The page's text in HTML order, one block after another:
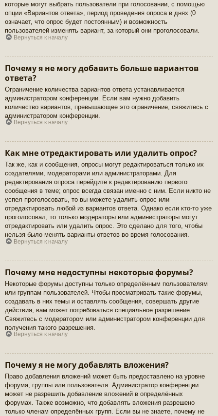
которые могут выбрать пользователи при голосовании, с помощью
опции «Вариантов ответа», период проведения опроса в днях (0
означает, что опрос будет постоянным) и возможность
пользователей изменять вариант, за который они проголосовали.
Вернуться к началу
Почему я не могу добавить больше вариантов
ответа?
Ограничение количества вариантов ответа устанавливается
администратором конференции. Если вам нужно добавить
количество вариантов, превышающее это ограничение, свяжитесь с
администратором конференции.
Вернуться к началу
Как мне отредактировать или удалить опрос?
Так же, как и сообщения, опросы могут редактироваться только их
создателями, модераторами или администраторами. Для
редактирования опроса перейдите к редактированию первого
сообщения в теме; опрос всегда связан именно с ним. Если никто не
успел проголосовать, то вы можете удалить опрос или
отредактировать любой из вариантов ответа. Однако если кто-то уже
проголосовал, то только модераторы или администраторы могут
отредактировать или удалить опрос. Это сделано для того, чтобы
нельзя было менять варианты ответов во время голосования.
Вернуться к началу
Почему мне недоступны некоторые форумы?
Некоторые форумы доступны только определённым пользователям
или группам пользователей. Чтобы просматривать такие форумы,
создавать в них темы и оставлять сообщения, совершать другие
действия, вам может потребоваться специальное разрешение.
Свяжитесь с модератором или администратором конференции для
получения такого разрешения.
Вернуться к началу
Почему я не могу добавлять вложения?
Право добавления вложений может быть предоставлено на уровне
форума, группы или пользователя. Администратор конференции
может не разрешить добавление вложений в определённых
форумах. Также возможно, что добавлять вложения разрешено
только членам определённых групп. Если вы не знаете, почему не